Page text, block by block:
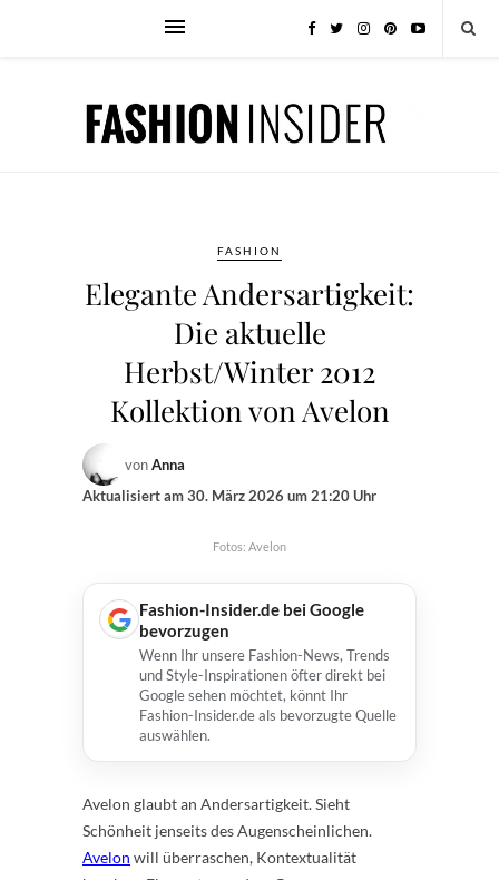
FASHION
Elegante Andersartigkeit:
Die aktuelle
Herbst/Winter 2012
Kollektion von Avelon
vonAnna
Aktualisiert am30. März 2026 um 21:20 Uhr
Fotos: Avelon
Fashion-Insider.de bei Google
bevorzugen
Wenn Ihr unsere Fashion-News, Trends
und Style-Inspirationen öfter direkt bei
Google sehen möchtet, könnt Ihr
Fashion-Insider.de als bevorzugte Quelle
auswählen.
Avelon glaubt an Andersartigkeit. Sieht
Schönheit jenseits des Augenscheinlichen.
Avelon will überraschen, Kontextualität